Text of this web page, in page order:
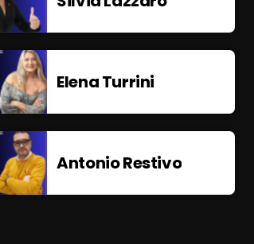
Elena Turrini
Antonio Restivo